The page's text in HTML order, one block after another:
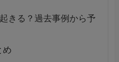
きる？過去事例から予
め